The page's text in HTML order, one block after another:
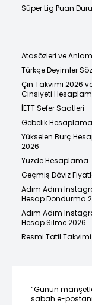
Süper Lig Puan
Atasözleri ve
Türkçe Deyimler
Çin Takvimi 2026
Cinsiyeti
İETT Sefer Saatleri
Gebelik Hesaplama
Yükselen Burç
2026
Yüzde Hesaplama
Geçmiş Döviz
Adım Adım
Hesap Dondurma
Adım Adım
Hesap Silme 2026
Resmi Tatil
“Günün
sabah e-